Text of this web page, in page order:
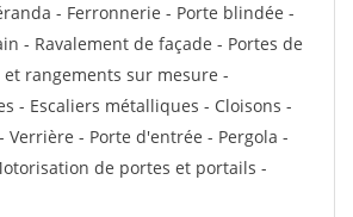
- Ferronnerie - Porte blindée -
- Ravalement de façade - Portes de
et rangements sur mesure -
- Escaliers métalliques - Cloisons -
Verrière - Porte d'entrée - Pergola -
de portes et portails -